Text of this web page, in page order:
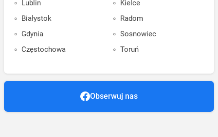
Lublin
Białystok
Gdynia
Częstochowa
Kielce
Radom
Sosnowiec
Toruń
Obserwuj nas